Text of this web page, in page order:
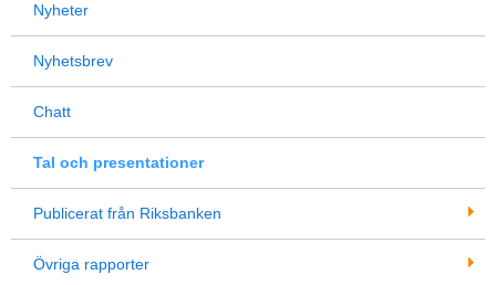
Nyheter
Nyhetsbrev
Chatt
Tal och presentationer
Publicerat från Riksbanken
Övriga rapporter